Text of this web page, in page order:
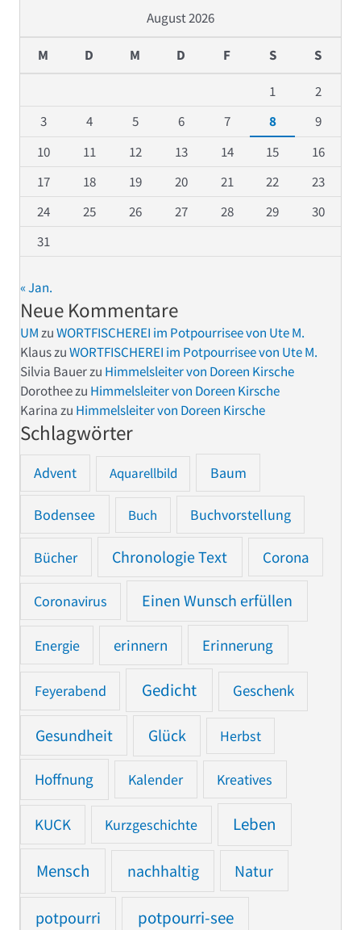
August 2026
M D M D F S S
1
2
3
4 5 6 7 8
9
10
11 12 13 14 15
16
17
18 19 20 21 22
23
24
25 26 27 28 29
30
31
« Jan.
Neue Kommentare
UMzuWORTFISCHEREI im Potpourrisee von Ute M.
KlauszuWORTFISCHEREI im Potpourrisee von Ute M.
Silvia Bauerzu Himmelsleiter von Doreen Kirsche
Dorotheezu Himmelsleiter von Doreen Kirsche
Karinazu Himmelsleiter von Doreen Kirsche
Schlagwörter
Advent Aquarellbild Baum
Bodensee Buch Buchvorstellung
Bücher Chronologie Text Corona
Coronavirus Einen Wunsch erfüllen
Energie erinnern Erinnerung
Feyerabend Gedicht Geschenk
Gesundheit Glück Herbst
Hoffnung Kalender Kreatives
KUCK Kurzgeschichte Leben
Mensch nachhaltig Natur
potpourri potpourri-see